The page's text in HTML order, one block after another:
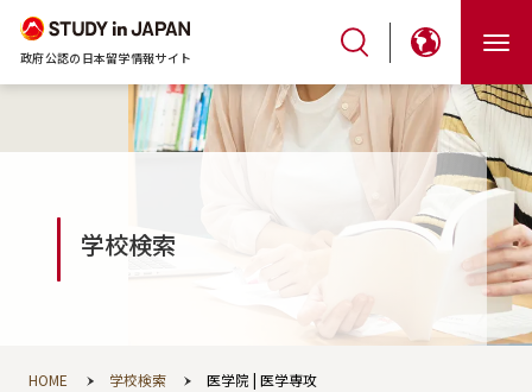
政府公認の日本留学情報サイト
学校検索
HOME 学校検索 医学院 | 医学専攻